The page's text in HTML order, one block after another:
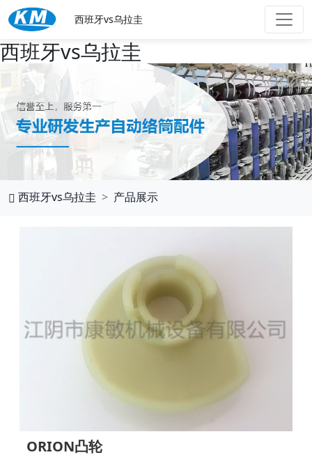
西班牙vs乌拉圭
西班牙vs乌拉圭
西班牙vs乌拉圭 产品展示
ORION凸轮